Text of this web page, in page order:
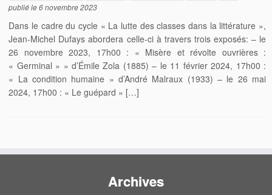
publié le6 novembre 2023
Dans le cadre du cycle « La lutte des classes dans la littérature »,
Jean-Michel Dufays abordera celle-ci à travers trois exposés: – le
26 novembre 2023, 17h00 : « Misère et révolte ouvrières :
« Germinal » » d’Émile Zola (1885) – le 11 février 2024, 17h00 :
« La condition humaine » d’André Malraux (1933) – le 26 mai
2024, 17h00 : « Le guépard » […]
Archives